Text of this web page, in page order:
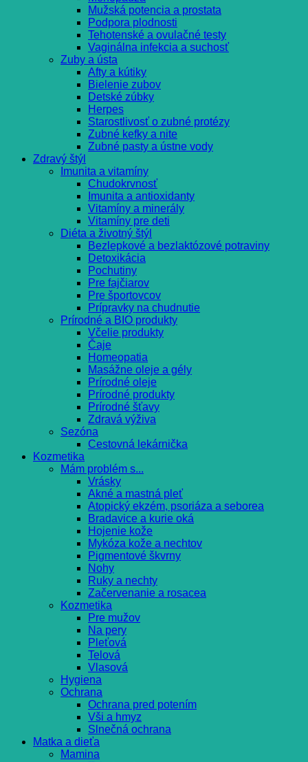
Mužská potencia a prostata
Podpora plodnosti
Tehotenské a ovulačné testy
Vaginálna infekcia a suchosť
Zuby a ústa
Afty a kútiky
Bielenie zubov
Detské zúbky
Herpes
Starostlivosť o zubné protézy
Zubné kefky a nite
Zubné pasty a ústne vody
Zdravý štýl
Imunita a vitamíny
Chudokrvnosť
Imunita a antioxidanty
Vitamíny a minerály
Vitamíny pre deti
Diéta a životný štýl
Bezlepkové a bezlaktózové potraviny
Detoxikácia
Pochutiny
Pre fajčiarov
Pre športovcov
Prípravky na chudnutie
Prírodné a BIO produkty
Včelie produkty
Čaje
Homeopatia
Masážne oleje a gély
Prírodné oleje
Prírodné produkty
Prírodné šťavy
Zdravá výživa
Sezóna
Cestovná lekárnička
Kozmetika
Mám problém s...
Vrásky
Akné a mastná pleť
Atopický ekzém, psoriáza a seborea
Bradavice a kurie oká
Hojenie kože
Mykóza kože a nechtov
Pigmentové škvrny
Nohy
Ruky a nechty
Začervenanie a rosacea
Kozmetika
Pre mužov
Na pery
Pleťová
Telová
Vlasová
Hygiena
Ochrana
Ochrana pred potením
Vši a hmyz
Slnečná ochrana
Matka a dieťa
Mamina